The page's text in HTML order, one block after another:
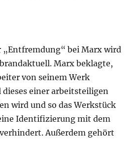
„Entfremdung“ bei Marx wird
Marx beklagte,
von seinem Werk
einer arbeitsteiligen
wird und so das Werkstück
Identifizierung mit dem
Außerdem gehört